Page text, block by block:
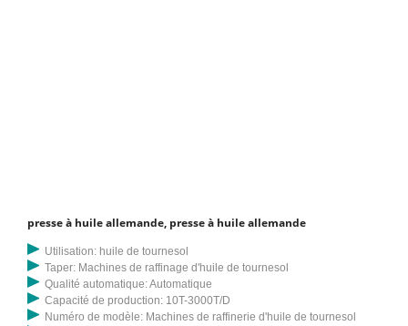
presse à huile allemande, presse à huile allemande
Utilisation: huile de tournesol
Taper: Machines de raffinage d'huile de tournesol
Qualité automatique: Automatique
Capacité de production: 10T-3000T/D
Numéro de modèle: Machines de raffinerie d'huile de tournesol